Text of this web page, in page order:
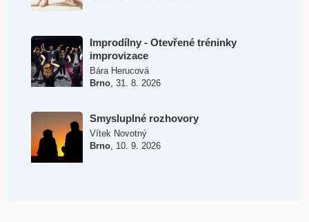
Improdílny - Otevřené tréninky
improvizace
Bára Herucová
Brno, 31. 8. 2026
Smysluplné rozhovory
Vítek Novotný
Brno, 10. 9. 2026